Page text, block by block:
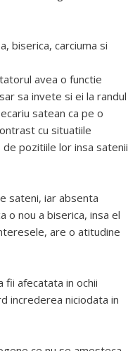
biserica, carciuma si
avea o functie
sa invete si ei la randul
satean ca pe o
cu situatiile
pozitiile lor insa satenii
sateni, iar absenta
o nou a biserica, insa el
are o atitudine
fii afecatata in ochii
increderea niciodata in